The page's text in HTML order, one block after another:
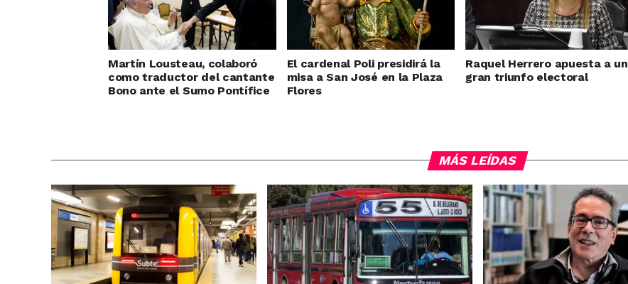
Martín Lousteau, colaboró
como traductor del cantante
Bono ante el Sumo Pontífice
El cardenal Poli presidirá la
misa a San José en la Plaza
Flores
Raquel Herrero apuesta a un
gran triunfo electoral
MÁS LEÍDAS